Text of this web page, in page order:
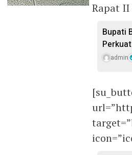
Rapat II
Bupati
admin